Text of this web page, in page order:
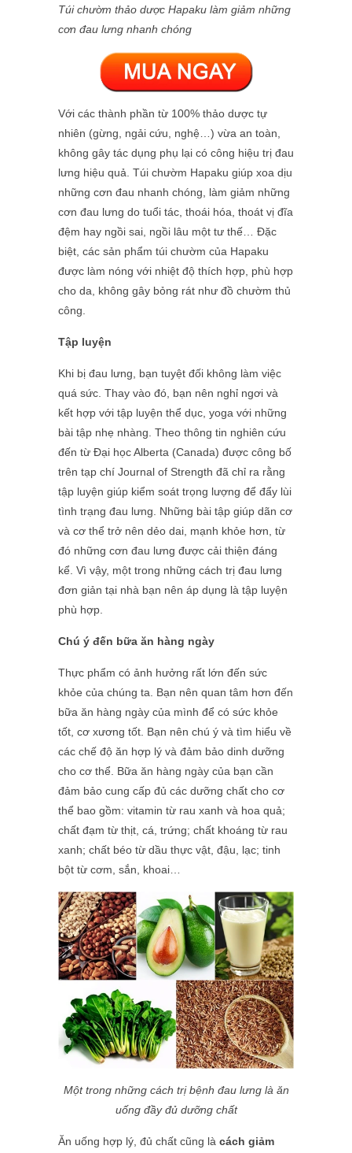
Túi chườm thảo dược Hapaku làm giảm những
cơn đau lưng nhanh chóng
Với các thành phần từ 100% thảo dược tự
nhiên (gừng, ngải cứu, nghệ…) vừa an toàn,
không gây tác dụng phụ lại có công hiệu trị đau
lưng hiệu quả. Túi chườm Hapaku giúp xoa dịu
những cơn đau nhanh chóng, làm giảm những
cơn đau lưng do tuổi tác, thoái hóa, thoát vị đĩa
đệm hay ngồi sai, ngồi lâu một tư thế… Đặc
biệt, các sản phẩm túi chườm của Hapaku
được làm nóng với nhiệt độ thích hợp, phù hợp
cho da, không gây bỏng rát như đồ chườm thủ
công.
Tập luyện
Khi bị đau lưng, bạn tuyệt đối không làm việc
quá sức. Thay vào đó, bạn nên nghỉ ngơi và
kết hợp với tập luyện thể dục, yoga với những
bài tập nhẹ nhàng. Theo thông tin nghiên cứu
đến từ Đại học Alberta (Canada) được công bố
trên tạp chí Journal of Strength đã chỉ ra rằng
tập luyện giúp kiểm soát trọng lượng để đẩy lùi
tình trạng đau lưng. Những bài tập giúp dãn cơ
và cơ thể trở nên dẻo dai, mạnh khỏe hơn, từ
đó những cơn đau lưng được cải thiện đáng
kể. Vì vậy, một trong những cách trị đau lưng
đơn giản tại nhà bạn nên áp dụng là tập luyện
phù hợp.
Chú ý đến bữa ăn hàng ngày
Thực phẩm có ảnh hưởng rất lớn đến sức
khỏe của chúng ta. Bạn nên quan tâm hơn đến
bữa ăn hàng ngày của mình để có sức khỏe
tốt, cơ xương tốt. Bạn nên chú ý và tìm hiểu về
các chế độ ăn hợp lý và đảm bảo dinh dưỡng
cho cơ thể. Bữa ăn hàng ngày của bạn cần
đảm bảo cung cấp đủ các dưỡng chất cho cơ
thể bao gồm: vitamin từ rau xanh và hoa quả;
chất đạm từ thịt, cá, trứng; chất khoáng từ rau
xanh; chất béo từ dầu thực vật, đậu, lạc; tinh
bột từ cơm, sắn, khoai…
Một trong những cách trị bệnh đau lưng là ăn
uống đầy đủ dưỡng chất
Ăn uống hợp lý, đủ chất cũng là cách giảm